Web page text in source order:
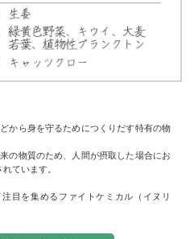
から身を守るためにつくりだす特有の物
の物質のため、人間が摂取した場合にお
ています。
目を集めるファイトケミカル（イヌリ